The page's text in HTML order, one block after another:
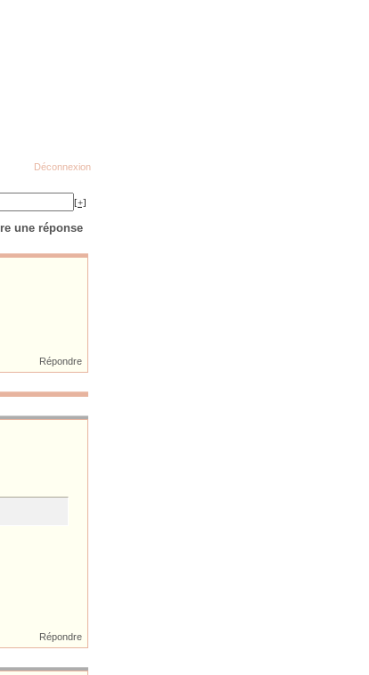
Déconnexion
[+]
une réponse
Répondre
Répondre